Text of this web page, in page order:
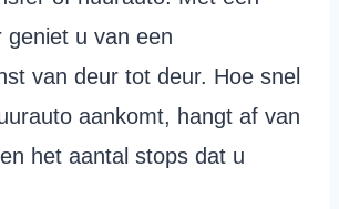
geniet u van een
van deur tot deur. Hoe snel
aankomt, hangt af van
het aantal stops dat u